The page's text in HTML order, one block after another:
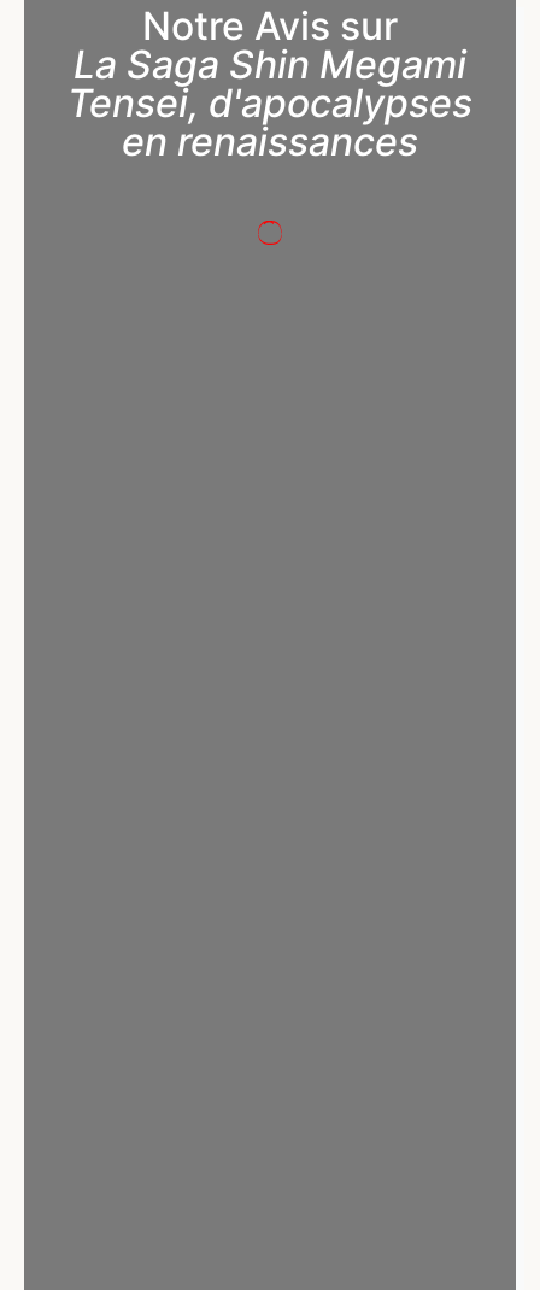
Notre Avis sur
La Saga Shin Megami
Tensei, d'apocalypses
en renaissances